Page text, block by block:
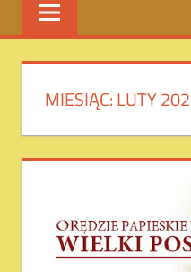
городе
Джалалабад
MIESIĄC:LUTY